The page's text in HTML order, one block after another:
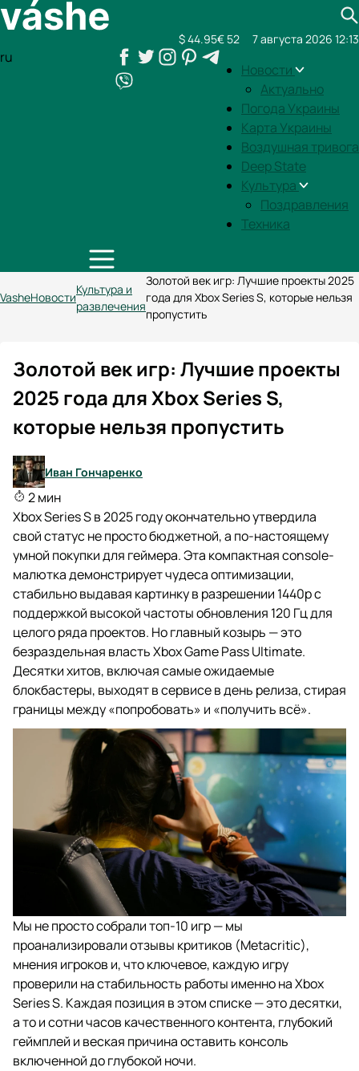
ru
Новости
Актуально
Погода Украины
Карта Украины
Воздушная тривога
Deep State
Культура
Поздравления
Техника
$ 44.95€ 52 7 августа 2026 12:13
VasheНовости
Культура и
развлечения
Золотой век игр: Лучшие проекты 2025
года для Xbox Series S, которые нельзя
пропустить
Золотой век игр: Лучшие проекты
2025 года для Xbox Series S,
которые нельзя пропустить
Иван Гончаренко
2 мин
Xbox Series S в 2025 году окончательно утвердила
свой статус не просто бюджетной, а по-настоящему
умной покупки для геймера. Эта компактная console-
малютка демонстрирует чудеса оптимизации,
стабильно выдавая картинку в разрешении 1440p с
поддержкой высокой частоты обновления 120 Гц для
целого ряда проектов. Но главный козырь — это
безраздельная власть Xbox Game Pass Ultimate.
Десятки хитов, включая самые ожидаемые
блокбастеры, выходят в сервисе в день релиза, стирая
границы между «попробовать» и «получить всё».
Мы не просто собрали топ-10 игр — мы
проанализировали отзывы критиков (Metacritic),
мнения игроков и, что ключевое, каждую игру
проверили на стабильность работы именно на Xbox
Series S. Каждая позиция в этом списке — это десятки,
а то и сотни часов качественного контента, глубокий
геймплей и веская причина оставить консоль
включенной до глубокой ночи.